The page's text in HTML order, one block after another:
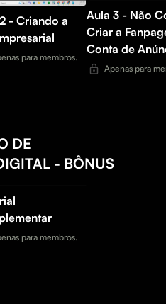
- Criando a
para membros.
Aula 3 - Não
Criar a
Conta de
Apenas para
DE
- BÔNUS
para membros.